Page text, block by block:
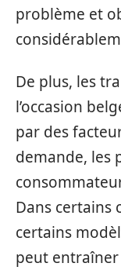
problème et
De plus, les
l’occasion
par des
demande, les
Dans certains
certains
peut entraîner